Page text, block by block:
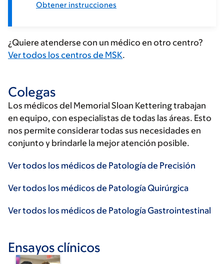
Obtener instrucciones
¿Quiere atenderse con un médico en otro centro?
Ver todos los centros de MSK.
Colegas
Los médicos del Memorial Sloan Kettering trabajan
en equipo, con especialistas de todas las áreas. Esto
nos permite considerar todas sus necesidades en
conjunto y brindarle la mejor atención posible.
Ver todos los médicos de Patología de Precisión
Ver todos los médicos de Patología Quirúrgica
Ver todos los médicos de Patología Gastrointestinal
Ensayos clínicos